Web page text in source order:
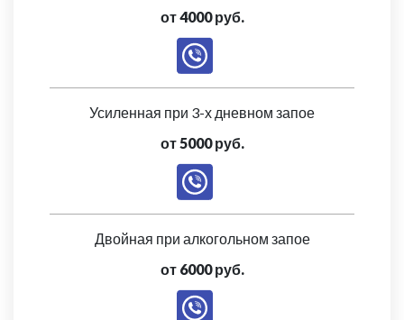
от 4000 руб.
Усиленная при 3-х дневном запое
от 5000 руб.
Двойная при алкогольном запое
от 6000 руб.